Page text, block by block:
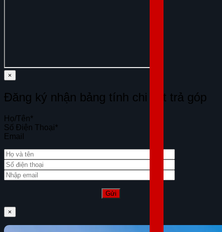
×
Đăng ký nhận bảng tính chi tiết trả góp
Họ/Tên*
Số Điện Thoại*
Email
×